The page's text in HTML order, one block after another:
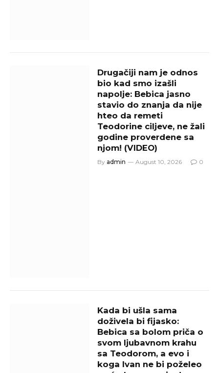
Drugačiji nam je odnos
bio kad smo izašli
napolje: Bebica jasno
stavio do znanja da nije
hteo da remeti
Teodorine ciljeve, ne žali
godine proverdene sa
njom! (VIDEO)
By admin August 10, 2026 0
Kada bi ušla sama
doživela bi fijasko:
Bebica sa bolom priča o
svom ljubavnom krahu
sa Teodorom, a evo i
koga Ivan ne bi poželeo